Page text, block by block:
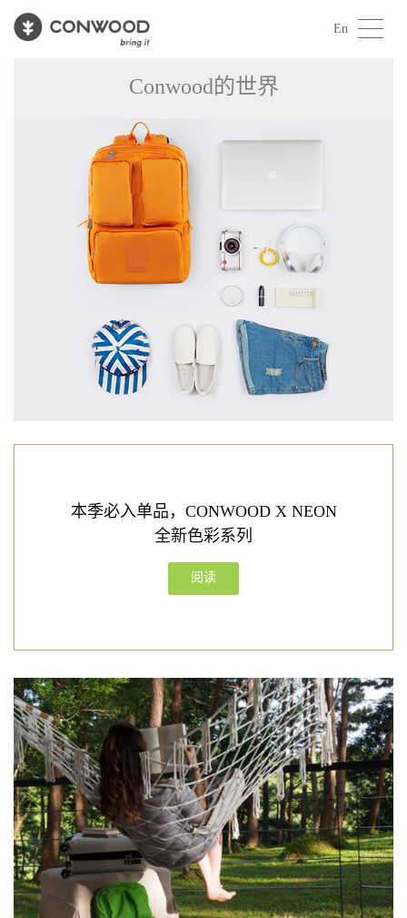
En
Conwood的世界
本季必入单品，CONWOOD X NEON
全新色彩系列
阅读